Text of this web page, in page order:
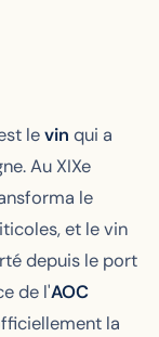
levin qui a
Au XIXe
le
et le vin
depuis le port
de l'AOC
la